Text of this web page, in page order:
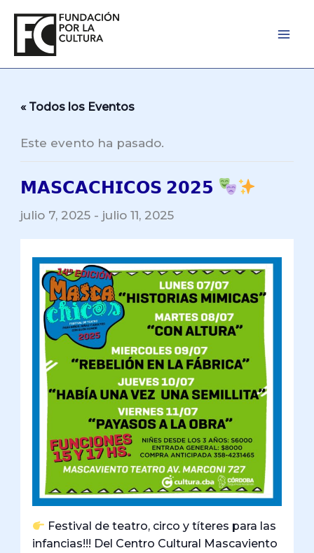
contenido
« Todos los Eventos
Este evento ha pasado.
𝗠𝗔𝗦𝗖𝗔𝗖𝗛𝗜𝗖𝗢𝗦 𝟮𝟬𝟮𝟱
julio 7, 2025 - julio 11, 2025
Festival de teatro, circo y títeres para las
infancias!!! Del Centro Cultural Mascaviento